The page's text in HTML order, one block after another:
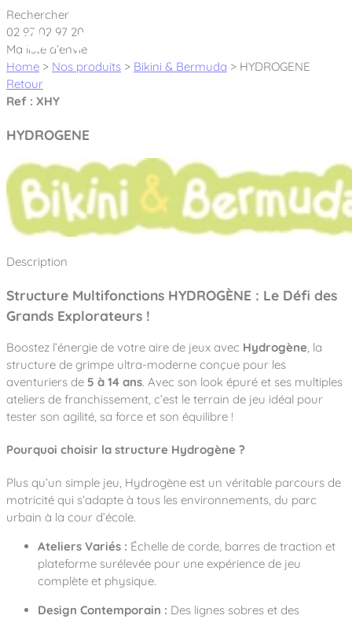
Cookies management panel
Créateur et fabricant d’aires de jeux &
Nos dernières actualités
À propos
Nos engagements
Notre partenariat avec l’association Rêves de clown
Nos Garanties
Notre entreprise
Notre équipe
Nous rejoindre
Aires de jeux Bikini & Bermuda®
Tous nos jeux
Jeux inclusifs
Jeux recyclés
Nos univers
Sport & Fitness Sport&Co®
Agrès fitness
Parcours de santé
Stadium Arena
Street workout
Équipements sportifs
Mobilier & accessoires
Mobilier urbain
Accessoires ludiques
Nos clients
Collectivités
Établissements scolaires
Camping et résidences de vacances
Notre expertise
Des aires intergénérationnelles de
Des aires de jeux pour tous les enfants
L’éco-conception de nos jeux
Nos matériaux
Nos fonctions ludiques & sportives
Nos sols amortissants
Contact
Les questions fréquentes
Catalogues
Rechercher
02 97 02 97 20
Ma liste d’envie
Home > Nos produits > Bikini & Bermuda > HYDROGENE
Retour
Ref : XHY
HYDROGENE
Description
Structure Multifonctions HYDROGÈNE : Le Défi des
Grands Explorateurs !
Boostez l’énergie de votre aire de jeux avec Hydrogène, la
structure de grimpe ultra-moderne conçue pour les
aventuriers de 5 à 14 ans. Avec son look épuré et ses multiples
ateliers de franchissement, c’est le terrain de jeu idéal pour
tester son agilité, sa force et son équilibre !
Pourquoi choisir la structure Hydrogène ?
Plus qu’un simple jeu, Hydrogène est un véritable parcours de
motricité qui s’adapte à tous les environnements, du parc
urbain à la cour d’école.
Ateliers Variés : Échelle de corde, barres de traction et
plateforme surélevée pour une expérience de jeu
complète et physique.
Design Contemporain : Des lignes sobres et des